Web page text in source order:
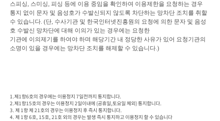
스피싱, 스미싱, 피싱 등에 이용 중임을 확인하여 이용제한을 요청하는 경우
통지 없이 문자 및 음성호가 수발신되지 않도록 차단하는 망차단 조치를 취할
수 있습니다. (단, 수사기관 및 한국인터넷진흥원의 요청에 의한 문자 및 음성
호 수발신 망차단에 대해 이의가 있는 경우에는 요청한
기관에 이의제기 를 하여야 하며 해당기간 내 정당한 사유가 있어 요청기관의
소명이 있을 경우에는 망차단 조치를 해제할 수 있습니 다.)
1.제1항6호의 경우에는 이용정지 7일전까지 통지합니다.
2.제1항15호의 경우는 이용정지 2일이내에 (공휴일,토요일 제외) 통지합니다.
3. 제 1항 제 21호의 경우는 이용정지 후 즉시 통지합니다.
4. 제 1항 6호, 15호, 21호 외의 경우는 발생 즉시 통지하고 이용정지 할 수 있습니다